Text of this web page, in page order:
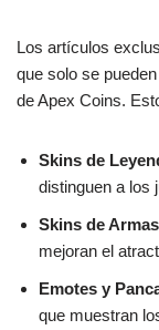
Los artículos
que solo se
de Apex Coins.
Skins de
distinguen a los
Skins de
mejoran el
Emotes y
que muestran